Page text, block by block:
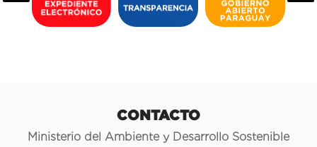
CONTACTO
Ministerio del Ambiente y Desarrollo Sostenible